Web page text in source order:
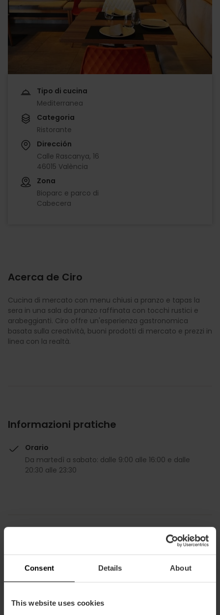
Consent Details About
This website uses cookies
Tipo di cucina
Mediterranea
Categoria
Ristorante
Dirección
Calle Rascanya, 16
46015 València
Zona
Bioparc e parco di
Cabecera
Acerca de Ciro
Cucina di mercato con menu chiusi a pranzo e tapas la
sera in una sala da pranzo raffinata con tocchi rustici e
arabeggianti. Ciro offre un'esperienza gastronomica
basata sulla creatività, buoni prodotti di mercato e prezzi in
linea con la realtà.
Informazioni pratiche
Orario
Da martedì a sabato: dalle 9:00 alle 16:00 e dalle
20:30 alle 23:30
Come arrivare
Bus